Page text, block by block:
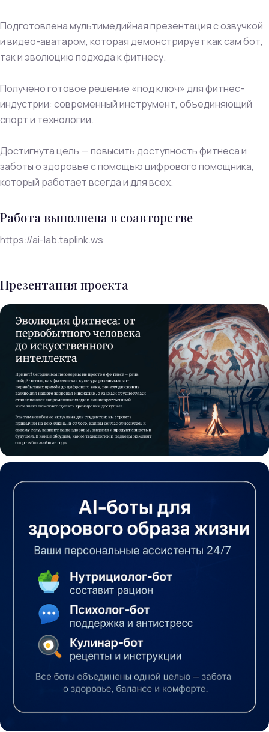
Подготовлена мультимедийная презентация с озвучкой
и видео-аватаром, которая демонстрирует как сам бот,
так и эволюцию подхода к фитнесу.
Получено готовое решение «под ключ» для фитнес-
индустрии: современный инструмент, объединяющий
спорт и технологии.
Достигнута цель — повысить доступность фитнеса и
заботы о здоровье с помощью цифрового помощника,
который работает всегда и для всех.
Работа выполнена в соавторстве
https://ai-lab.taplink.ws
Презентация проекта